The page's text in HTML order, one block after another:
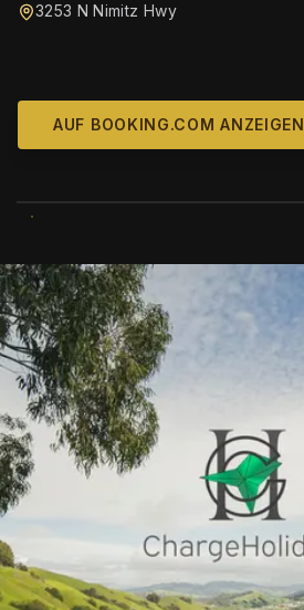
3253 N Nimitz Hwy
AUF BOOKING.COM ANZEIGEN